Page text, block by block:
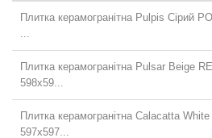
Плитка керамогранітна Pulpis Сірий
Плитка керамогранітна Pulsar Beige
598x59...
Плитка керамогранітна Calacatta
597x597...